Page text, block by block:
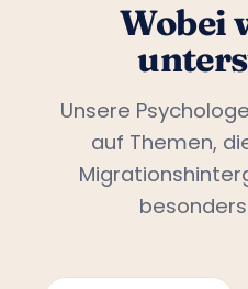
Wobei
Unsere
auf Themen,